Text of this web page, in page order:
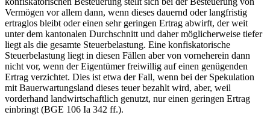
Vermögen vor allem dann, wenn dieses dauernd oder langfristig
ertraglos bleibt oder einen sehr geringen Ertrag abwirft, der weit
unter dem kantonalen Durchschnitt und daher möglicherweise tiefer
liegt als die gesamte Steuerbelastung. Eine konfiskatorische
Steuerbelastung liegt in diesen Fällen aber von vorneherein dann
nicht vor, wenn der Eigentümer freiwillig auf einen genügenden
Ertrag verzichtet. Dies ist etwa der Fall, wenn bei der Spekulation
mit Bauerwartungsland dieses teuer bezahlt wird, aber, weil
vorderhand landwirtschaftlich genutzt, nur einen geringen Ertrag
einbringt (BGE 106 Ia 342 ff.).